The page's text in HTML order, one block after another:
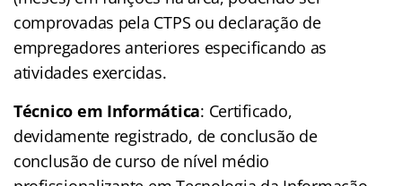
comprovadas pela CTPS ou declaração de
empregadores anteriores especificando as
atividades exercidas.
Técnico em Informática: Certificado,
devidamente registrado, de conclusão de
conclusão de curso de nível médio